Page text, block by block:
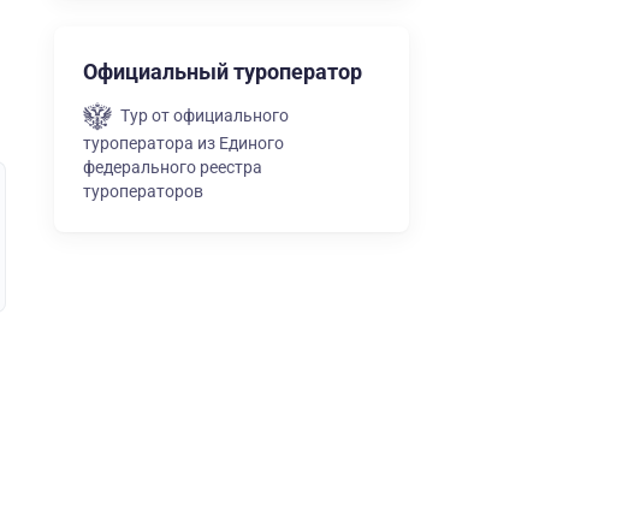
Официальный туроператор
Тур от официального
туроператора из Единого
федерального реестра
туроператоров